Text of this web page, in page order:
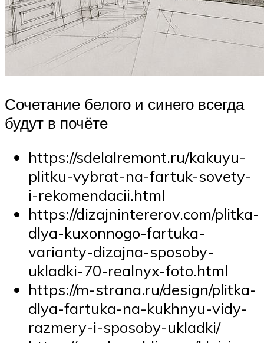
Сочетание белого и синего всегда
будут в почёте
https://sdelalremont.ru/kakuyu-
plitku-vybrat-na-fartuk-sovety-
i-rekomendacii.html
https://dizajnintererov.com/plitka-
dlya-kuxonnogo-fartuka-
varianty-dizajna-sposoby-
ukladki-70-realnyx-foto.html
https://m-strana.ru/design/plitka-
dlya-fartuka-na-kukhnyu-vidy-
razmery-i-sposoby-ukladki/